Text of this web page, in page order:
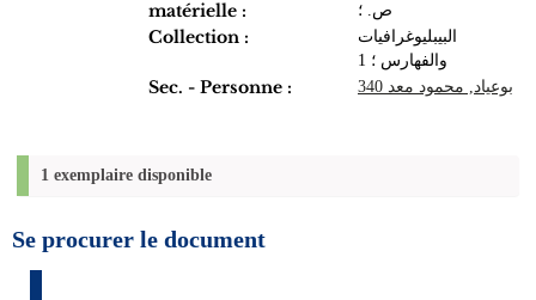
matérielle :
ص. ؛
Collection :
البيبليوغرافيات
والفهارس ؛ 1
Sec. - Personne : بوعياد, محمود معد 340
1 exemplaire disponible
Se procurer le document